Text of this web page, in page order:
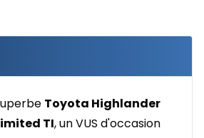
Toyota Highlander
TI, un VUS d'occasion